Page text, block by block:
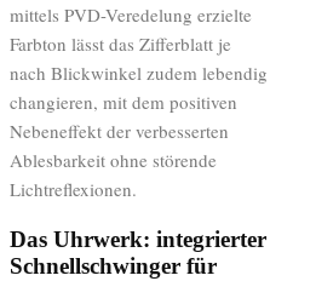
mittels PVD-Veredelung erzielte
Farbton lässt das Zifferblatt je
nach Blickwinkel zudem lebendig
changieren, mit dem positiven
Nebeneffekt der verbesserten
Ablesbarkeit ohne störende
Lichtreflexionen.
Das Uhrwerk: integrierter
Schnellschwinger für